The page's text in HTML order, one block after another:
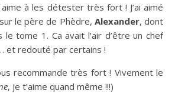
à les détester très fort ! J’ai aimé
le père de Phèdre, Alexander, dont
tome 1. Ca avait l’air d’être un chef
et redouté par certains !
recommande très fort ! Vivement le
, je t’aime quand même !!!)